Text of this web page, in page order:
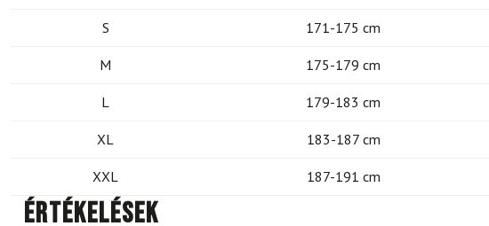
S 171-175 cm
M 175-179 cm
L 179-183 cm
XL 183-187 cm
XXL 187-191 cm
Értékelések